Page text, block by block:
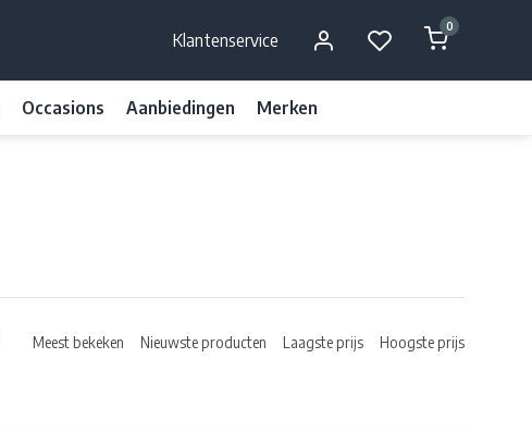
Klantenservice
0
Occasions Aanbiedingen Merken
Meest bekeken Nieuwste producten Laagste prijs Hoogste prijs